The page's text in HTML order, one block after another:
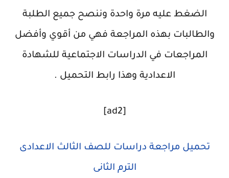
الضغط عليه مرة واحدة وننصح جميع الطلبة
والطالبات بهذه المراجعة فهي من أقوي وأفضل
المراجعات في الدراسات الاجتماعية للشهادة
الاعدادية وهذا رابط التحميل .
[ad2]
تحميل مراجعة دراسات للصف الثالث الاعدادى
الترم الثانى